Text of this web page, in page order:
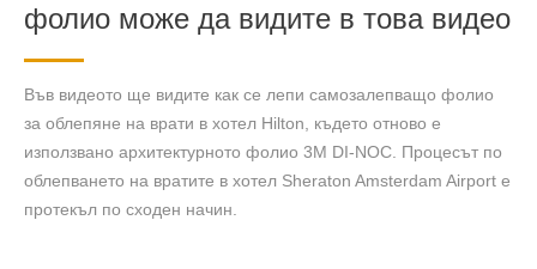
фолио може да видите в това видео
Във видеото ще видите как се лепи самозалепващо фолио
за облепяне на врати в хотел Hilton, където отново е
използвано архитектурното фолио 3М DI-NOC. Процесът по
облепването на вратите в хотел Sheraton Amsterdam Airport е
протекъл по сходен начин.